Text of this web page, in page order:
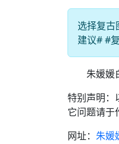
选择复
建议# #
朱媛媛白
特别声明：
它问题请于
网址： 朱媛